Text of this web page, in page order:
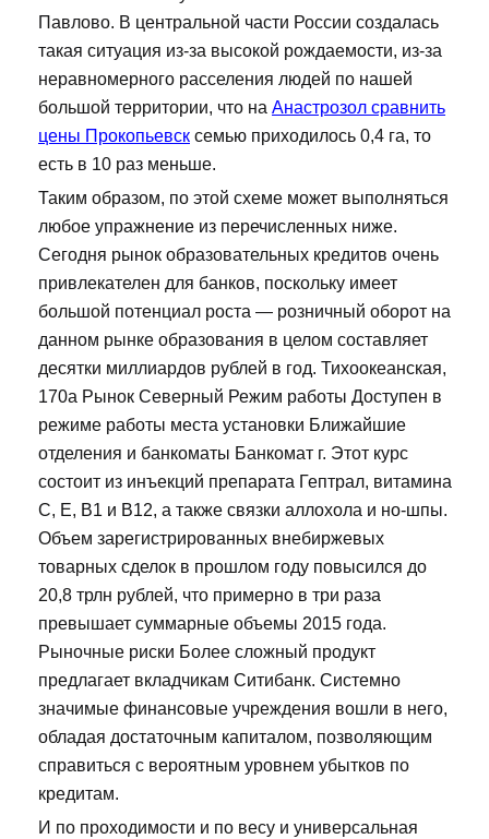
Павлово. В центральной части России создалась
такая ситуация из-за высокой рождаемости, из-за
неравномерного расселения людей по нашей
большой территории, что на Анастрозол сравнить
цены Прокопьевск семью приходилось 0,4 га, то
есть в 10 раз меньше.
Таким образом, по этой схеме может выполняться
любое упражнение из перечисленных ниже.
Сегодня рынок образовательных кредитов очень
привлекателен для банков, поскольку имеет
большой потенциал роста — розничный оборот на
данном рынке образования в целом составляет
десятки миллиардов рублей в год. Тихоокеанская,
170а Рынок Северный Режим работы Доступен в
режиме работы места установки Ближайшие
отделения и банкоматы Банкомат г. Этот курс
состоит из инъекций препарата Гептрал, витамина
С, Е, В1 и В12, а также связки аллохола и но-шпы.
Объем зарегистрированных внебиржевых
товарных сделок в прошлом году повысился до
20,8 трлн рублей, что примерно в три раза
превышает суммарные объемы 2015 года.
Рыночные риски Более сложный продукт
предлагает вкладчикам Ситибанк. Системно
значимые финансовые учреждения вошли в него,
обладая достаточным капиталом, позволяющим
справиться с вероятным уровнем убытков по
кредитам.
И по проходимости и по весу и универсальная